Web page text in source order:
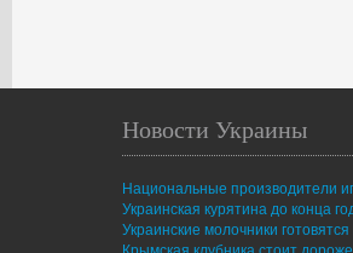
Новости Украины
Национальные производители
Украинская курятина до конца
Украинские молочники готовятся